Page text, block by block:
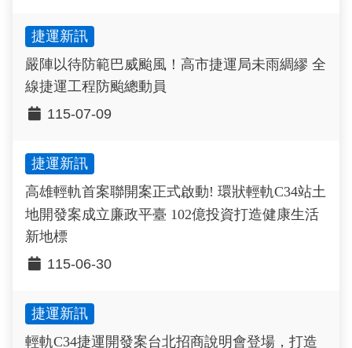
捷運新訊
嚴陣以待防範巴威颱風！高市捷運局未雨綢繆 全
線捷運工程防颱總動員
115-07-09
捷運新訊
高雄輕軌首案聯開案正式啟動! 環狀輕軌C34站土
地開發案成立廉政平臺 102億投資打造健康生活
新地標
115-06-30
捷運新訊
輕軌C34捷運開發案台北招商說明會登場，打造